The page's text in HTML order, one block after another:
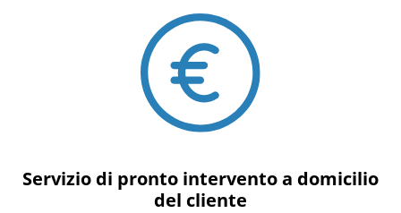
Servizio di pronto intervento a domicilio
del cliente